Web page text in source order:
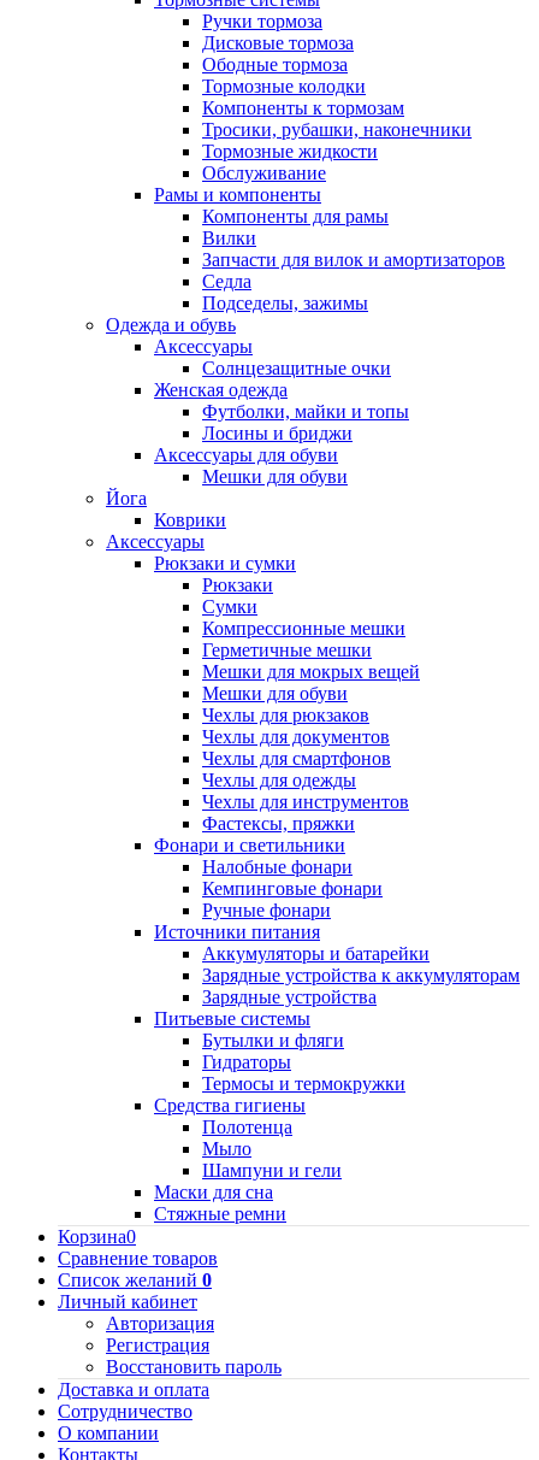
Ручки тормоза
Дисковые тормоза
Ободные тормоза
Тормозные колодки
Компоненты к тормозам
Тросики, рубашки, наконечники
Тормозные жидкости
Обслуживание
Рамы и компоненты
Компоненты для рамы
Вилки
Запчасти для вилок и амортизаторов
Седла
Подседелы, зажимы
Одежда и обувь
Аксессуары
Солнцезащитные очки
Женская одежда
Футболки, майки и топы
Лосины и бриджи
Аксессуары для обуви
Мешки для обуви
Йога
Коврики
Аксессуары
Рюкзаки и сумки
Рюкзаки
Сумки
Компрессионные мешки
Герметичные мешки
Мешки для мокрых вещей
Мешки для обуви
Чехлы для рюкзаков
Чехлы для документов
Чехлы для смартфонов
Чехлы для одежды
Чехлы для инструментов
Фастексы, пряжки
Фонари и светильники
Налобные фонари
Кемпинговые фонари
Ручные фонари
Источники питания
Аккумуляторы и батарейки
Зарядные устройства к аккумуляторам
Зарядные устройства
Питьевые системы
Бутылки и фляги
Гидраторы
Термосы и термокружки
Средства гигиены
Полотенца
Мыло
Шампуни и гели
Маски для сна
Стяжные ремни
Корзина0
Сравнение товаров
Список желаний 0
Личный кабинет
Авторизация
Регистрация
Восстановить пароль
Доставка и оплата
Сотрудничество
О компании
Контакты